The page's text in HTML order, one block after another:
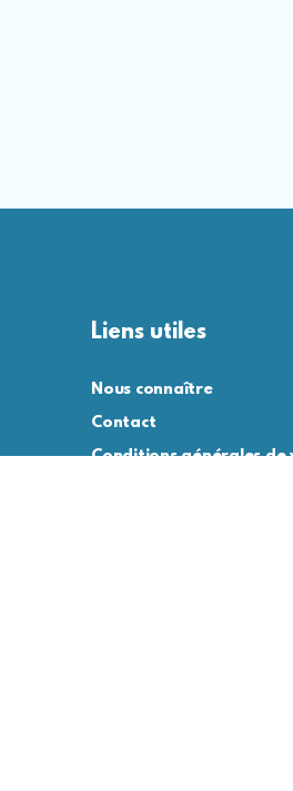
Liens utiles
Nous connaître
Contact
Conditions générales de